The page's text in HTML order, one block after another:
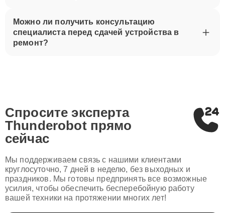
Можно ли получить консультацию
специалиста перед сдачей устройства в
ремонт?
Спросите эксперта
Thunderobot прямо
сейчас
Мы поддерживаем связь с нашими клиентами
круглосуточно, 7 дней в неделю, без выходных и
праздников. Мы готовы предпринять все возможные
усилия, чтобы обеспечить бесперебойную работу
вашей техники на протяжении многих лет!